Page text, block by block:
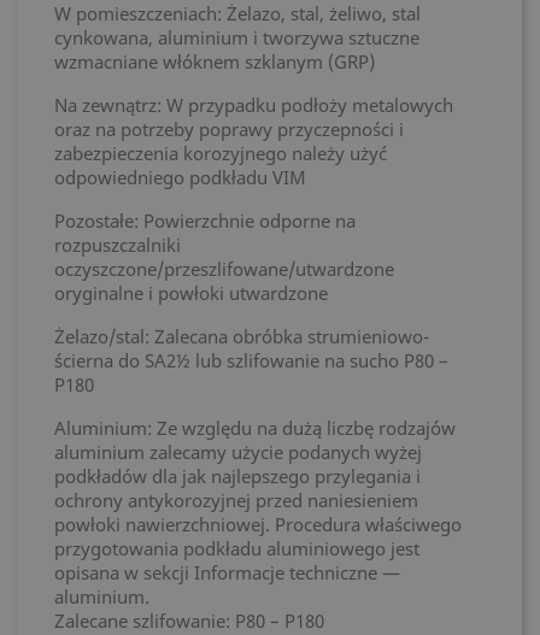
W pomieszczeniach: Żelazo, stal, żeliwo, stal
cynkowana, aluminium i tworzywa sztuczne
wzmacniane włóknem szklanym (GRP)
Na zewnątrz: W przypadku podłoży metalowych
oraz na potrzeby poprawy przyczepności i
zabezpieczenia korozyjnego należy użyć
odpowiedniego podkładu VIM
Pozostałe: Powierzchnie odporne na
rozpuszczalniki
oczyszczone/przeszlifowane/utwardzone
oryginalne i powłoki utwardzone
Żelazo/stal: Zalecana obróbka strumieniowo-
ścierna do SA2½ lub szlifowanie na sucho P80 –
P180
Aluminium: Ze względu na dużą liczbę rodzajów
aluminium zalecamy użycie podanych wyżej
podkładów dla jak najlepszego przylegania i
ochrony antykorozyjnej przed naniesieniem
powłoki nawierzchniowej. Procedura właściwego
przygotowania podkładu aluminiowego jest
opisana w sekcji Informacje techniczne —
aluminium.
Zalecane szlifowanie: P80 – P180